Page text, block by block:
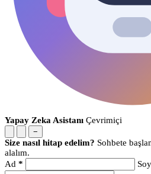
Yapay Zeka Asistanı Çevrimiçi
−
Size nasıl hitap edelim? Sohbete
alalım.
Ad *